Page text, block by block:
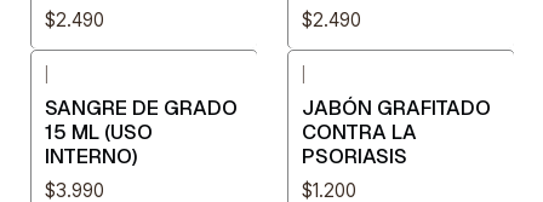
$2.490 $2.490
SANGRE DE GRADO
15 ML (USO
INTERNO)
$3.990
JABÓN GRAFITADO
CONTRA LA
PSORIASIS
$1.200